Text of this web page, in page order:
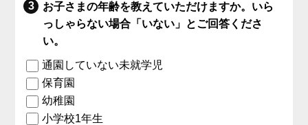
お子さまの年齢を教えていただけますか。いら
っしゃらない場合「いない」とご回答くださ
い。
通園していない未就学児
保育園
幼稚園
小学校1年生